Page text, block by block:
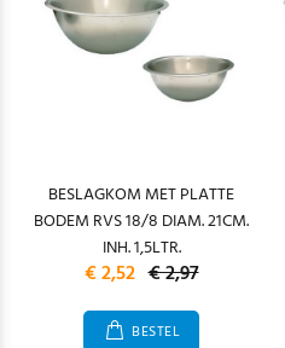
BESLAGKOM MET PLATTE
BODEM RVS 18/8 DIAM. 21CM.
INH. 1,5LTR.
€ 2,52 € 2,97
BESTEL